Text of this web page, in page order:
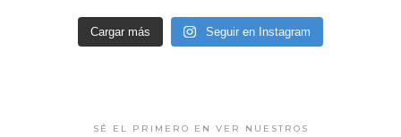
Cargar más Seguir en Instagram
SÉ EL PRIMERO EN VER NUESTROS